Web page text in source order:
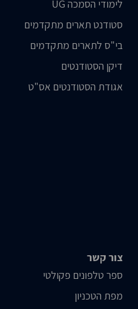
לימודי הסמכה UG
סטודנט תארים מתקדמים
בי"ס לתארים מתקדמים
דיקן הסטודנטים
אגודת הסטודנטים אס"ט
צור קשר
ספר טלפונים פקולטי
מפת הטכניון